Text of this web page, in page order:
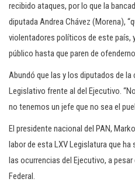
recibido ataques, por lo que la
diputada Andrea Chávez (Morena),
violentadores políticos de este país,
público hasta que paren de
Abundó que las y los diputados de
Legislativo frente al del Ejecutivo.
no tenemos un jefe que no sea el
El presidente nacional del PAN,
labor de esta LXV Legislatura que
las ocurrencias del Ejecutivo, a pesar
Federal.